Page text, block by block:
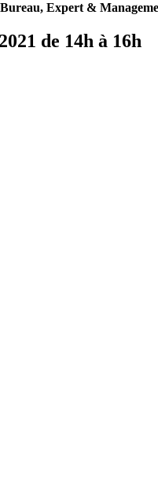
Expert &
de 14h à 16h